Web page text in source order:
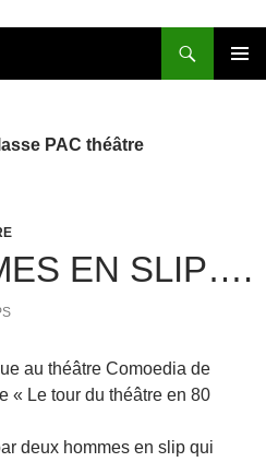
PAC théâtre
EN SLIP….
au théâtre Comoedia de
« Le tour du théâtre en 80
deux hommes en slip qui